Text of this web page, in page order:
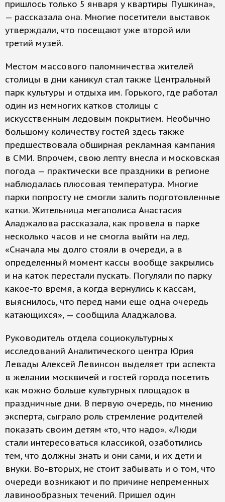
пришлось только 5 января у квартиры Пушкина»,
— рассказала она. Многие посетители выставок
утверждали, что посещают уже второй или
третий музей.
Местом массового паломничества жителей
столицы в дни каникул стал также Центральный
парк культуры и отдыха им. Горького, где работал
один из немногих катков столицы с
искусственным ледовым покрытием. Необычно
большому количеству гостей здесь также
предшествовала обширная рекламная кампания
в СМИ. Впрочем, свою лепту внесла и московская
погода — практически все праздники в регионе
наблюдалась плюсовая температура. Многие
парки попросту не смогли залить подготовленные
катки. Жительница мегаполиса Анастасия
Аладжалова рассказала, как провела в парке
несколько часов и не смогла выйти на лед.
«Сначала мы долго стояли в очереди, а в
определенный момент кассы вообще закрылись
и на каток перестали пускать. Погуляли по парку
какое-то время, а когда вернулись к кассам,
выяснилось, что перед нами еще одна очередь
катающихся», — сообщила Аладжалова.
Руководитель отдела социокультурных
исследований Аналитического центра Юрия
Левады Алексей Левинсон выделяет три аспекта
в желании москвичей и гостей города посетить
как можно больше культурных площадок в
праздничные дни. В первую очередь, по мнению
эксперта, сыграло роль стремление родителей
показать своим детям «то, что надо». «Люди
стали интересоваться классикой, озаботились
тем, что должны знать и они сами, и их дети и
внуки. Во-вторых, не стоит забывать и о том, что
очереди возникают и по причине непременных
лавинообразных течений. Пришел один